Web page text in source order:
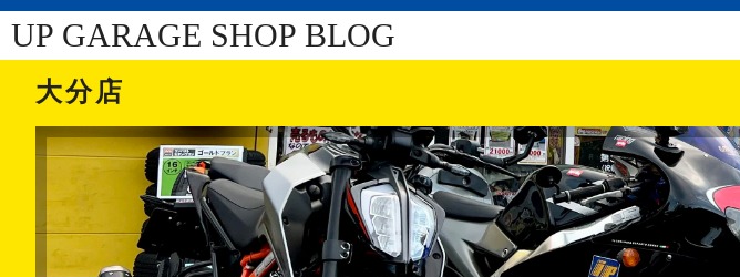
UP GARAGE SHOP BLOG
大分店